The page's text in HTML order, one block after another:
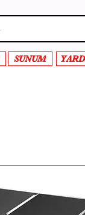
SUNUM